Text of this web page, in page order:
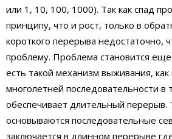
или 1, 10, 100, 1000). Так как спад
принципу, что и рост, только в
короткого перерыва недостаточно,
проблему. Проблема становится
есть такой механизм выживания,
многолетней последовательности в
обеспечивает длительный перерыв.
основываются последовательные
заключается в длинном перерыве